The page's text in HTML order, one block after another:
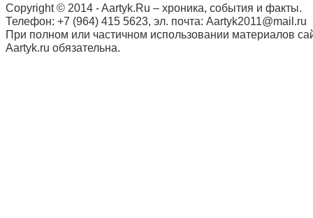
Copyright © 2014 - Aartyk.Ru – хроника, события и факты.
Телефон: +7 (964) 415 5623, эл. почта: Aartyk2011@mail.ru
При полном или частичном использовании материалов
Aartyk.ru oбязательна.